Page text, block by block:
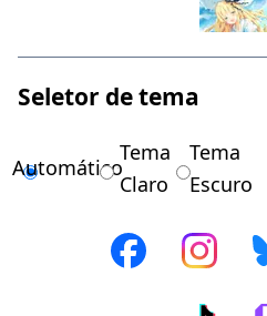
Seletor de tema
Automático
Tema
Claro
Tema
Escuro